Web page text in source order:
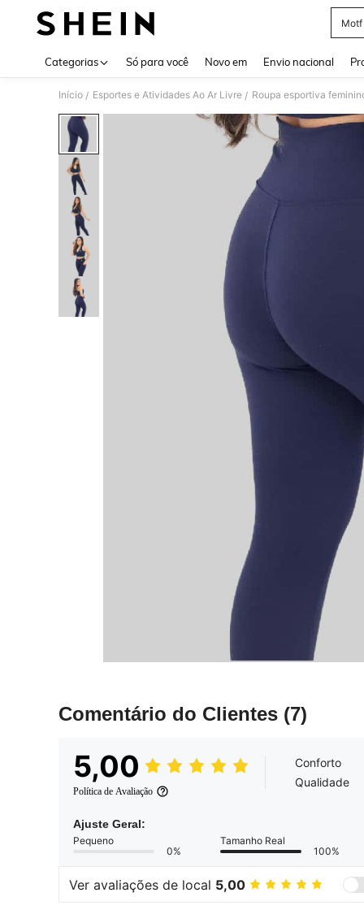
Motf
Categorias Só para você Novo em Envio nacional
Início / Esportes e Atividades Ao Ar Livre / Roupa esportiva
Comentário do Clientes (7)
5,00
Política de Avaliação
Conforto
Qualidade
Ajuste Geral:
Pequeno
0%
Tamanho Real
100%
Ver avaliações de local 5,00